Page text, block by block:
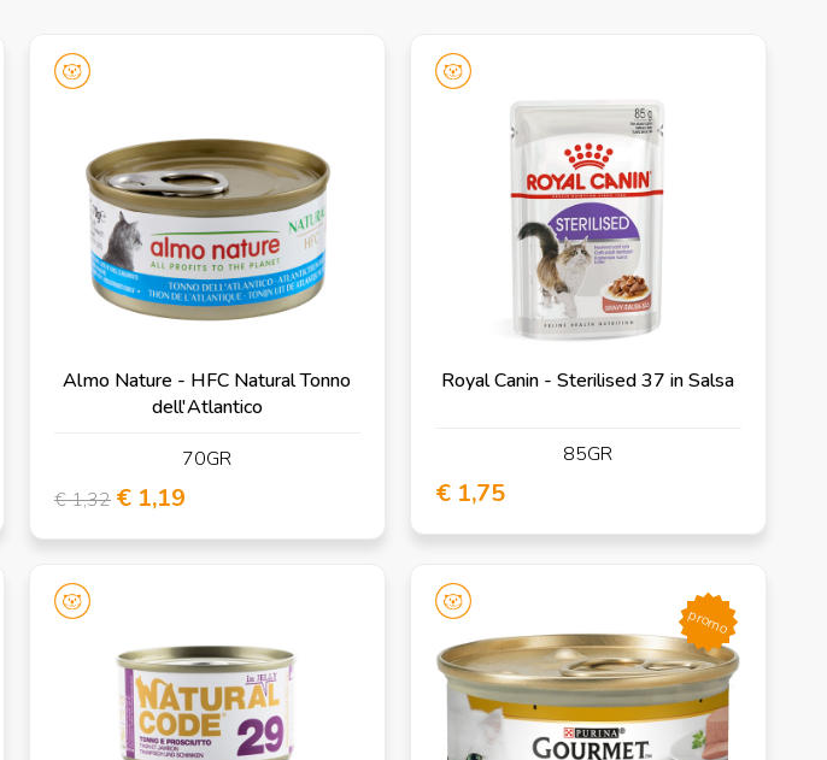
Almo Nature - HFC Natural Tonno
dell'Atlantico
70GR
€ 1,32 € 1,19
Royal Canin - Sterilised 37 in Salsa
85GR
€ 1,75
promo